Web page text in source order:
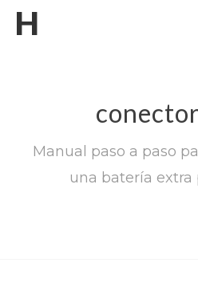
H
Manual paso a paso
una batería extra